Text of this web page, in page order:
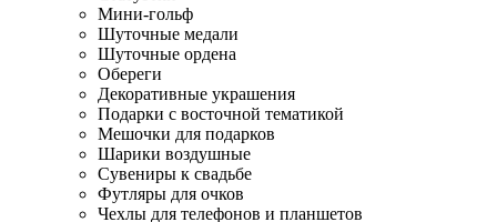
Мини-гольф
Шуточные медали
Шуточные ордена
Обереги
Декоративные украшения
Подарки с восточной тематикой
Мешочки для подарков
Шарики воздушные
Сувениры к свадьбе
Футляры для очков
Чехлы для телефонов и планшетов